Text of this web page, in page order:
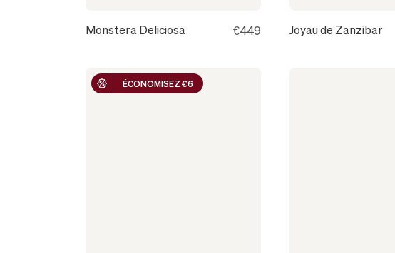
Monstera Deliciosa €449 Joyau de Zanzibar
ÉCONOMISEZ €6